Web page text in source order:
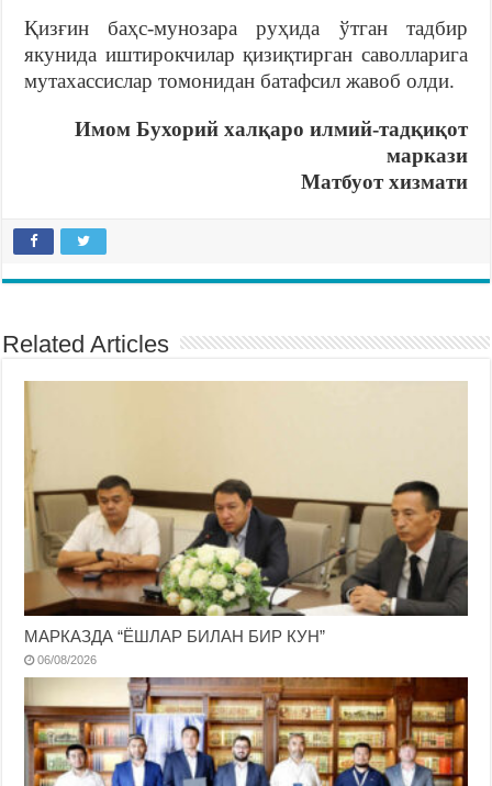
Қизғин баҳс-мунозара руҳида ўтган тадбир
якунида иштирокчилар қизиқтирган саволларига
мутахассислар томонидан батафсил жавоб олди.
Имом Бухорий халқаро илмий-тадқиқот
маркази
Матбуот хизмати
Related Articles
МАРКАЗДА “ЁШЛАР БИЛАН БИР КУН”
06/08/2026